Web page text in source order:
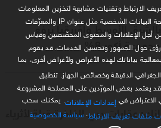
الأوسط وإفريقيا يرفع
أكور 8%
عقارات دبي الفاخرة قِبلة لأثرياء
الارتباط وتقنيات مشابهة لتخزين المعلومات
على جهازك والوصول إليها ومعالجة البيانات الشخصية مثل عنوان IP والمعرّفات
أجل الإعلانات والمحتوى المخصّصين وقياس
حول الجمهور وتحسين الخدمات. قد يقوم
بياناتك لهذه الأغراض ولأغراض أخرى، بما
الدقيقة وخصائص الجهاز. تنطبق
يعتمد بعض المورّدين على المصلحة المشروعة
في إعدادات الإعلانات . يمكنك سحب
ملفات تعريف الارتباط سياسة الخصوصية